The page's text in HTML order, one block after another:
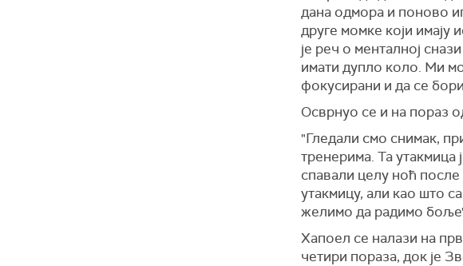
дана одмора и поново
друге момке који имају
је реч о менталној
имати дупло коло. Ми
фокусирани и да се
Осврнуо се и на пораз
"Гледали смо снимак,
тренерима. Та утакмица
спавали целу ноћ
утакмицу, али као што
желимо да радимо
Хапоел се налази на
четири пораза, док је